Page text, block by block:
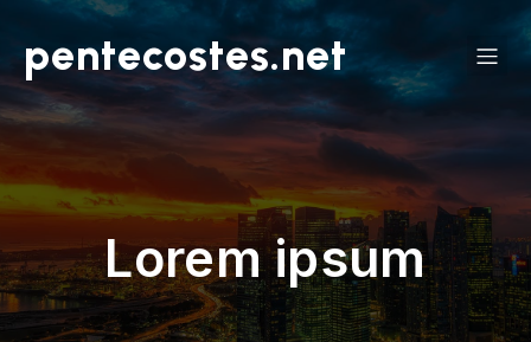
pentecostes.net
Lorem ipsum